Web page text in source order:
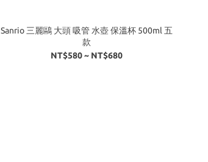
Sanrio 三麗鷗 大頭 吸管 水壺 保溫杯 500ml 五
款
NT$580 ~ NT$680